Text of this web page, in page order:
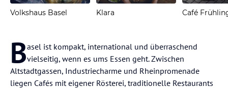
Volkshaus Basel Klara Café
Basel ist kompakt, international und überraschend
vielseitig, wenn es ums Essen geht. Zwischen
Altstadtgassen, Industriecharme und Rheinpromenade
liegen Cafés mit eigener Rösterei, traditionelle Restaurants